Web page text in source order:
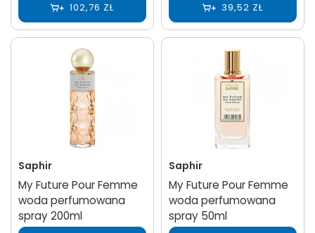
102,76 ZŁ 39,52 ZŁ
Saphir
My Future Pour Femme
woda perfumowana
spray 200ml
Saphir
My Future Pour Femme
woda perfumowana
spray 50ml